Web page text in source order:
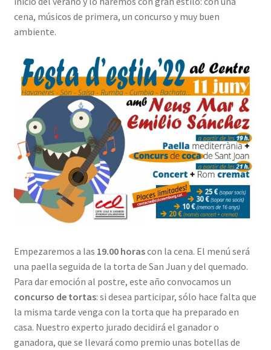
cena, músicos de primera, un concurso y muy buen
ambiente.
Empezaremos a las 19.00 horascon la cena. El menú será
una paella seguida de la torta de San Juan y del quemado.
Para dar emoción al postre, este año convocamos un
concurso de tortas: si desea participar, sólo hace falta que
la misma tarde venga con la torta que ha preparado en
casa. Nuestro experto jurado decidirá el ganador o
ganadora, que se llevará como premio unas botellas de